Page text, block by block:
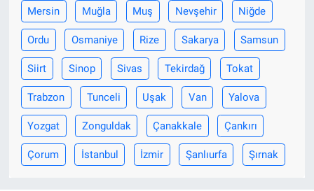
Mersin Muğla Muş Nevşehir Niğde
Ordu Osmaniye Rize Sakarya Samsun
Siirt Sinop Sivas Tekirdağ Tokat
Trabzon Tunceli Uşak Van Yalova
Yozgat Zonguldak Çanakkale Çankırı
Çorum İstanbul İzmir Şanlıurfa Şırnak